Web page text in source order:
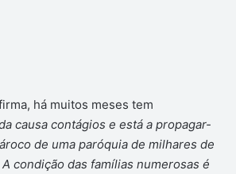
há muitos meses tem
causa contágios e está a propagar-
de uma paróquia de milhares de
condição das famílias numerosas é